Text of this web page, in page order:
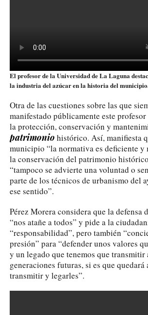
El profesor de la Universidad de La Laguna
la industria del azúcar en la historia del
Otra de las cuestiones sobre las que
manifestado públicamente este
la protección, conservación y
patrimonio histórico. Así, manifiesta
municipio “la normativa es deficiente y
la conservación del patrimonio
“tampoco se advierte una voluntad o
parte de los técnicos de urbanismo del
ese sentido”.
Pérez Morera considera que la defensa
“nos atañe a todos” y pide a la
“responsabilidad”, pero también
presión” para “defender unos valores
y un legado que tenemos que transmitir
generaciones futuras, si es que
transmitir y legarles”.